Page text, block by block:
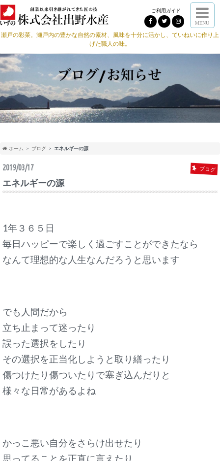
ご利用ガイド
MENU
瀬戸の彩菜。瀬戸内の豊かな自然の素材、風味を十分に活かし、ていねいに作り上
げた職人の味。
ホーム ブログ エネルギーの源
2019/03/17 ブログ
エネルギーの源
1年３６５日
毎日ハッピーで楽しく過ごすことができたなら
なんて理想的な人生なんだろうと思います
でも人間だから
立ち止まって迷ったり
誤った選択をしたり
その選択を正当化しようと取り繕ったり
傷つけたり傷ついたりで塞ぎ込んだりと
様々な日常があるよね
かっこ悪い自分をさらけ出せたり
思ってることを正直に言えたり